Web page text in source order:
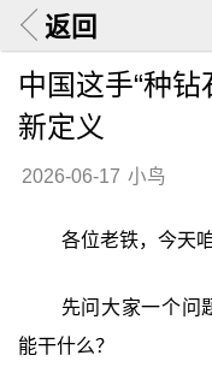
返回
中国这手“种
新定义
2026-06-17 小鸟
各位老铁，今天
先问大家一个问
能干什么？